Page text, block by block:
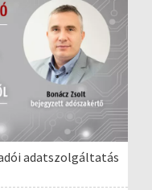
adatszolgáltatás